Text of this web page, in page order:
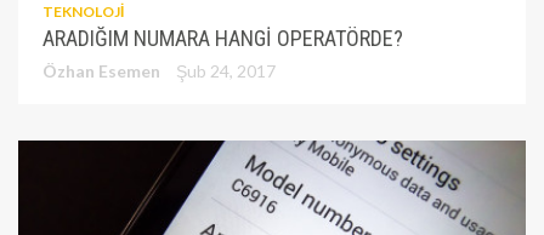
TEKNOLOJI
ARADIĞIM NUMARA HANGI OPERATÖRDE?
Özhan Esemen Şub 24, 2017